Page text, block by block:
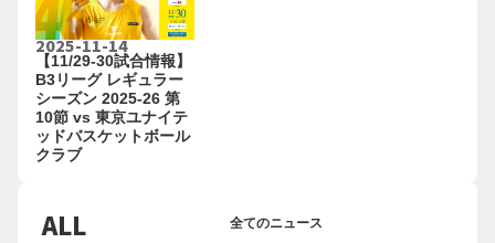
2025-11-14
【11/29-30試合情報】
B3リーグ レギュラー
シーズン 2025-26 第
10節 vs 東京ユナイテ
ッドバスケットボール
クラブ
ALL 全てのニュース